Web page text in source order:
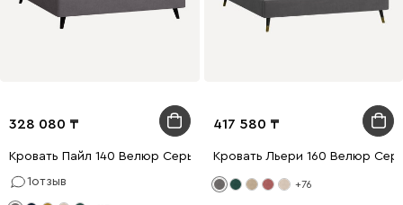
328 080
Кровать Пайл 140 Велюр Серый
1отзыв
417 580
Кровать Льери 160 Велюр
+76